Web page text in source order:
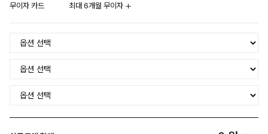
무이자 카드 최대 6개월 무이자